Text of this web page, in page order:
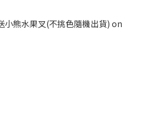
小熊水果叉(不挑色隨機出貨) on